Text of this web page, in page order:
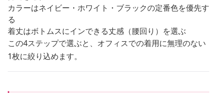
カラーはネイビー・ホワイト・ブラックの定番色を優先す
る
着丈はボトムスにインできる丈感（腰回り）を選ぶ
この4ステップで選ぶと、オフィスでの着用に無理のない
1枚に絞り込めます。